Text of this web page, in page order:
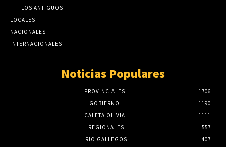
LOS ANTIGUOS
LOCALES
NACIONALES
INTERNACIONALES
Noticias Populares
PROVINCIALES
1706
GOBIERNO
1190
CALETA OLIVIA
1111
REGIONALES
557
RIO GALLEGOS
407